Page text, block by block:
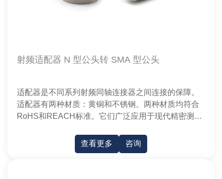
射频适配器 N 型公头转 SMA 型公头
适配器是不同系列射频同轴连接器之间连接的保障。
适配器有两种材质：黄铜和不锈钢。两种材质均符合
RoHS和REACH标准。它们广泛应用于现代精密测量
查看更多
咨询